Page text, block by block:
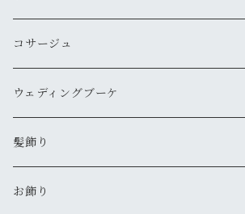
コサージュ
ウェディングブーケ
髪飾り
お飾り